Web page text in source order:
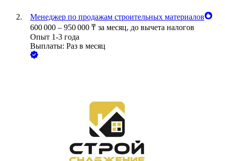
Менеджер по продажам строительных материалов
600 000 – 950 000 ₸ за месяц, до вычета налогов
Опыт 1-3 года
Выплаты: Раз в месяц